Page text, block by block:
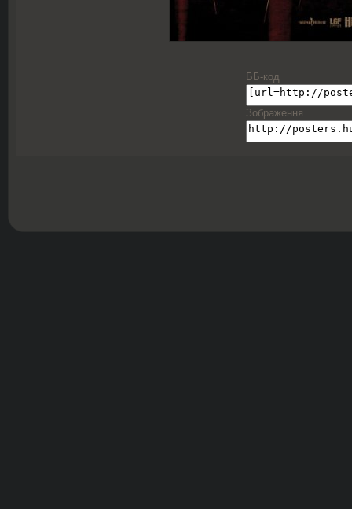
ББ-код
Зображення